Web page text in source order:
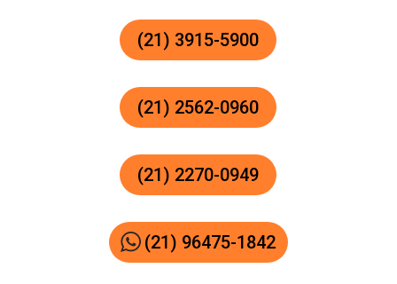
(21) 3915-5900
(21) 2562-0960
(21) 2270-0949
(21) 96475-1842